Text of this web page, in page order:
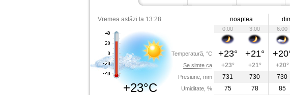
Vremea astăzi la 13:28
+23°C
Temperatură, °C
Se simte ca
Presiune, mm
Umiditate, %
noaptea
0:00 3:00 6:00
+23° +21°
+23° +21° +20°
731
730 730
75
78 85